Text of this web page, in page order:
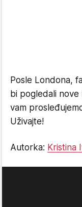
Posle Londona,
bi pogledali
vam
Uživajte!
Autorka: Kristina